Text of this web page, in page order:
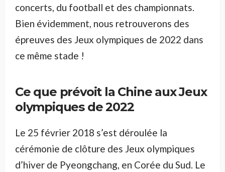
concerts, du football et des championnats.
Bien évidemment, nous retrouverons des
épreuves des Jeux olympiques de 2022 dans
ce même stade !
Ce que prévoit la Chine aux Jeux
olympiques de 2022
Le 25 février 2018 s’est déroulée la
cérémonie de clôture des Jeux olympiques
d’hiver de Pyeongchang, en Corée du Sud. Le